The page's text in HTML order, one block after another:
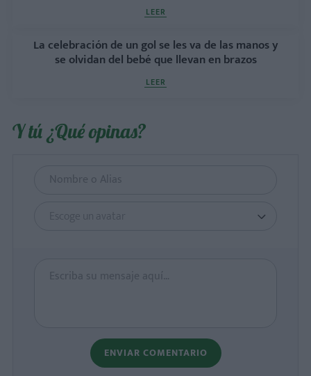
LEER
La celebración de un gol se les va de las manos y
se olvidan del bebé que llevan en brazos
LEER
Y tú ¿Qué opinas?
Escoge un avatar
ENVIAR COMENTARIO